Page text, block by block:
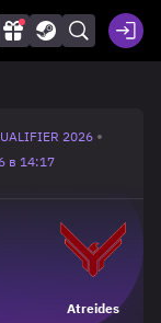
2026
в 14:17
Atreides